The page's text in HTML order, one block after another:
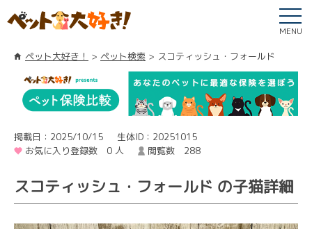
MENU
ペット大好き！ ペット検索 スコティッシュ・フォールド
掲載日：2025/10/15
生体ID：20251015
お気に入り登録数 0 人
閲覧数 288
スコティッシュ・フォールド の子猫詳細